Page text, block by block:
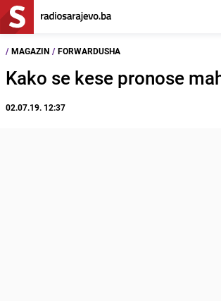
/ MAGAZIN / FORWARDUSHA
Kako se kese pronose
02.07.19. 12:37